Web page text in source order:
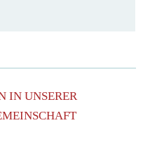
IN UNSERER